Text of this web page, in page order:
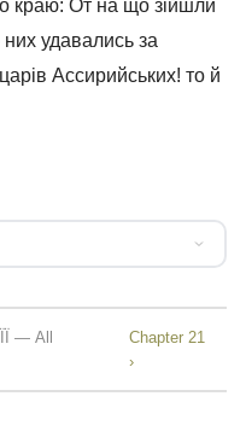
краю: От на що зійшли
удавались за
Ассирийських! то й
— All
Chapter 21
›